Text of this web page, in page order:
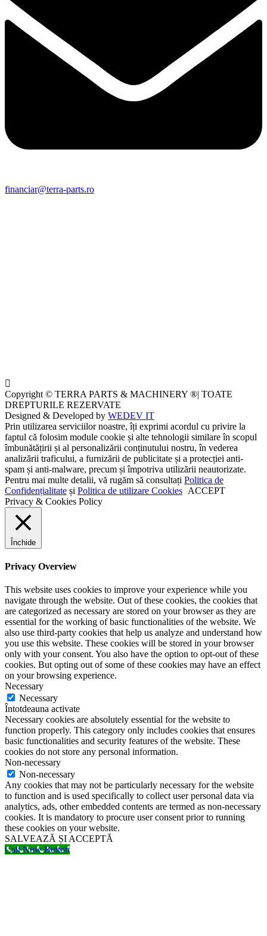
financiar@terra-parts.ro
Copyright © TERRA PARTS & MACHINERY ®| TOATE
DREPTURILE REZERVATE
Designed & Developed by WEDEV IT
Prin utilizarea serviciilor noastre, îți exprimi acordul cu privire la
faptul că folosim module cookie și alte tehnologii similare în scopul
îmbunătățirii și al personalizării conținutului nostru, în vederea
analizării traficului, a furnizării de publicitate și a protecției anti-
spam și anti-malware, precum și împotriva utilizării neautorizate.
Pentru mai multe detalii, vă rugăm să consultați Politica de
Confidențialitate și Politica de utilizare Cookies ACCEPT
Privacy & Cookies Policy
Închide
Privacy Overview
This website uses cookies to improve your experience while you
navigate through the website. Out of these cookies, the cookies that
are categorized as necessary are stored on your browser as they are
essential for the working of basic functionalities of the website. We
also use third-party cookies that help us analyze and understand how
you use this website. These cookies will be stored in your browser
only with your consent. You also have the option to opt-out of these
cookies. But opting out of some of these cookies may have an effect
on your browsing experience.
Necessary
Necessary
Întotdeauna activate
Necessary cookies are absolutely essential for the website to
function properly. This category only includes cookies that ensures
basic functionalities and security features of the website. These
cookies do not store any personal information.
Non-necessary
Non-necessary
Any cookies that may not be particularly necessary for the website
to function and is used specifically to collect user personal data via
analytics, ads, other embedded contents are termed as non-necessary
cookies. It is mandatory to procure user consent prior to running
these cookies on your website.
SALVEAZĂ ȘI ACCEPTĂ
Call Now Button